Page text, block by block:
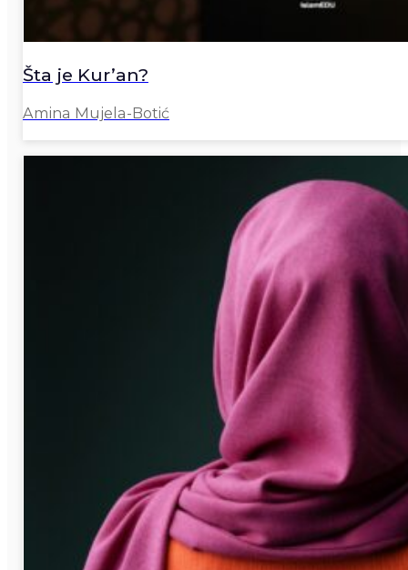
Šta je Kur’an?
Amina Mujela-Botić